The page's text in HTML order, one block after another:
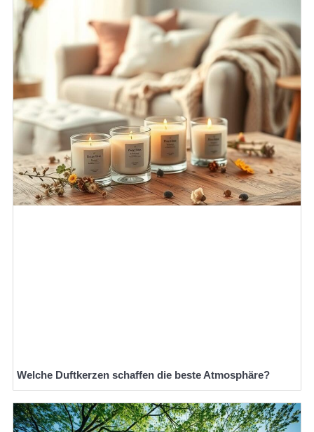
Welche Duftkerzen schaffen die beste Atmosphäre?